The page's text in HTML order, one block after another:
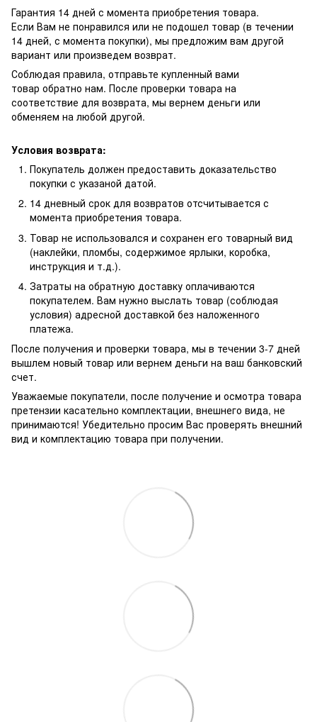
Гарантия 14 дней с момента приобретения товара.
Если Вам не понравился или не подошел товар (в течении
14 дней, с момента покупки), мы предложим вам другой
вариант или произведем возврат.
Соблюдая правила, отправьте купленный вами
товар обратно нам. После проверки товара на
соответствие для возврата, мы вернем деньги или
обменяем на любой другой.
Условия возврата:
Покупатель должен предоставить доказательство
покупки с указаной датой.
14 дневный срок для возвратов отсчитывается с
момента приобретения товара.
Товар не использовался и сохранен его товарный вид
(наклейки, пломбы, содержимое ярлыки, коробка,
инструкция и т.д.).
Затраты на обратную доставку оплачиваются
покупателем. Вам нужно выслать товар (соблюдая
условия) адресной доставкой без наложенного
платежа.
После получения и проверки товара, мы в течении 3-7 дней
вышлем новый товар или вернем деньги на ваш банковский
счет.
Уважаемые покупатели, после получение и осмотра товара
претензии касательно комплектации, внешнего вида, не
принимаются! Убедительно просим Вас проверять внешний
вид и комплектацию товара при получении.